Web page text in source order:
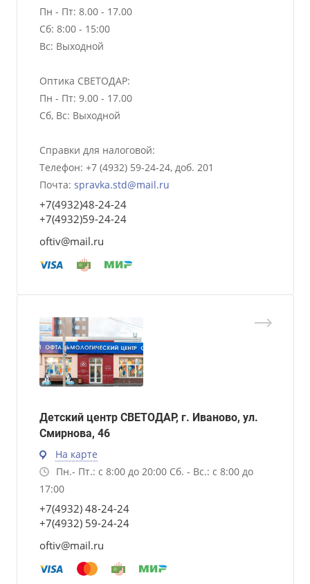
Пн - Пт: 8.00 - 17.00
Сб: 8:00 - 15:00
Вс: Выходной
Оптика СВЕТОДАР:
Пн - Пт: 9.00 - 17.00
Сб, Вс: Выходной
Справки для налоговой:
Телефон: +7 (4932) 59-24-24, доб. 201
Почта: spravka.std@mail.ru
+7(4932)48-24-24
+7(4932)59-24-24
oftiv@mail.ru
Детский центр СВЕТОДАР, г. Иваново, ул.
Смирнова, 46
На карте
Пн.- Пт.: с 8:00 до 20:00 Сб. - Вс.: с 8:00 до
17:00
+7(4932) 48-24-24
+7(4932) 59-24-24
oftiv@mail.ru